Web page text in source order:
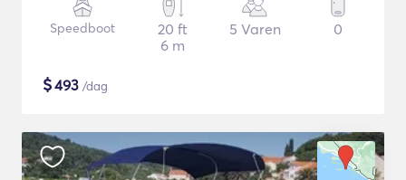
Speedboot
20 ft
6 m
5 Varen 0
$493 /dag